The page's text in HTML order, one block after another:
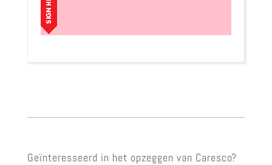
Geïnteresseerd in het opzeggen van Caresco?